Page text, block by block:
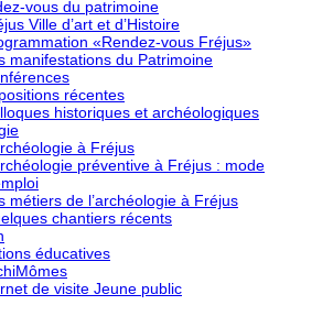
vous du patrimoine
Ville d’art et d’Histoire
«Rendez-vous Fréjus»
manifestations du Patrimoine
récentes
historiques et archéologiques
à Fréjus
préventive à Fréjus : mode
métiers de l’archéologie à Fréjus
chantiers récents
éducatives
de visite Jeune public